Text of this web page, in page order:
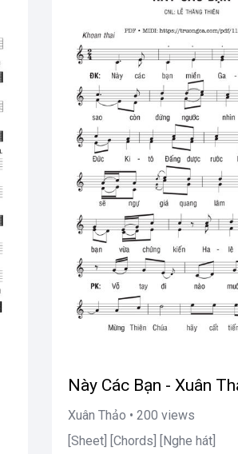
Này Các Bạn - Xuân
Xuân Thảo • 200 views
[Sheet] [Chords] [Nghe hát]